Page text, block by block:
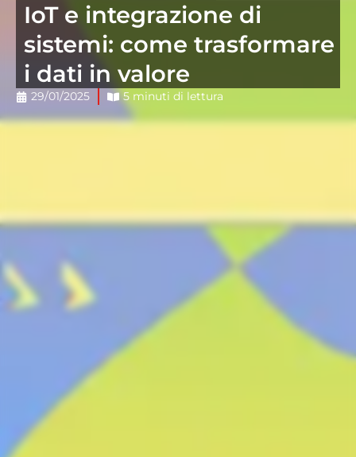
IoT e integrazione di
sistemi: come trasformare
i dati in valore
29/01/2025 5 minuti di lettura